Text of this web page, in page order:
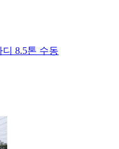
8.5톤 수동